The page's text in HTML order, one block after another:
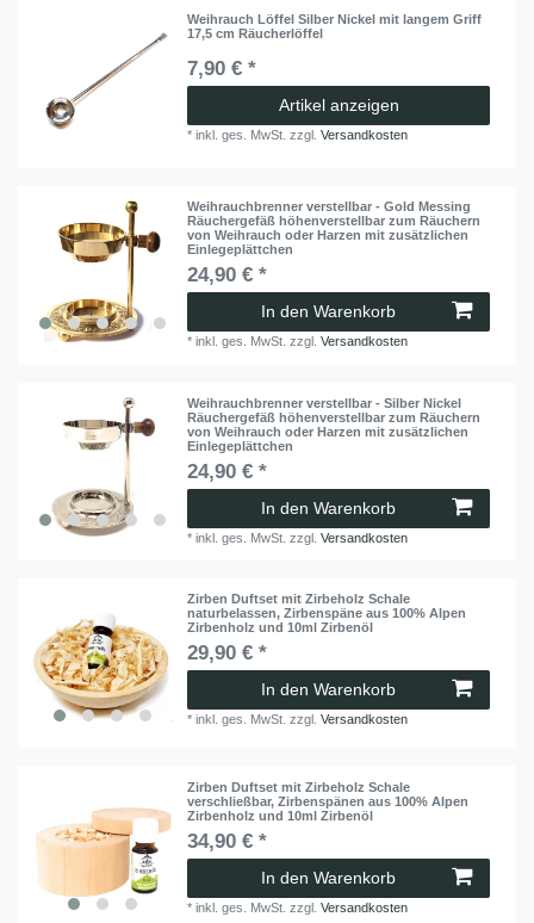
Weihrauch Löffel Silber Nickel mit langem Griff
17,5 cm Räucherlöffel
7,90 € *
Artikel anzeigen
*inkl. ges. MwSt. zzgl.Versandkosten
Weihrauchbrenner verstellbar - Gold Messing
Räuchergefäß höhenverstellbar zum Räuchern
von Weihrauch oder Harzen mit zusätzlichen
Einlegeplättchen
24,90 € *
In den Warenkorb
*inkl. ges. MwSt. zzgl.Versandkosten
Weihrauchbrenner verstellbar - Silber Nickel
Räuchergefäß höhenverstellbar zum Räuchern
von Weihrauch oder Harzen mit zusätzlichen
Einlegeplättchen
24,90 € *
In den Warenkorb
*inkl. ges. MwSt. zzgl.Versandkosten
Zirben Duftset mit Zirbeholz Schale
naturbelassen, Zirbenspäne aus 100% Alpen
Zirbenholz und 10ml Zirbenöl
29,90 € *
In den Warenkorb
*inkl. ges. MwSt. zzgl.Versandkosten
Zirben Duftset mit Zirbeholz Schale
verschließbar, Zirbenspänen aus 100% Alpen
Zirbenholz und 10ml Zirbenöl
34,90 € *
In den Warenkorb
*inkl. ges. MwSt. zzgl.Versandkosten